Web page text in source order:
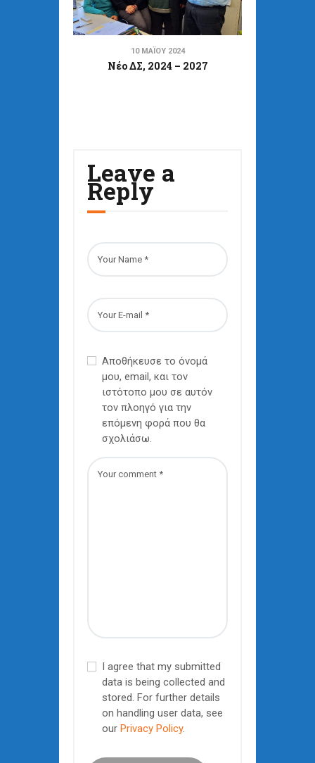
10 ΜΑΪ́ΟΥ 2024
Νέο ΔΣ, 2024 – 2027
Leave a
Reply
Αποθήκευσε το όνομά
μου, email, και τον
ιστότοπο μου σε αυτόν
τον πλοηγό για την
επόμενη φορά που θα
σχολιάσω.
I agree that my submitted
data is being collected and
stored. For further details
on handling user data, see
our Privacy Policy.